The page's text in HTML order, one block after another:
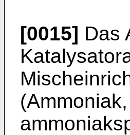
[0015] Das